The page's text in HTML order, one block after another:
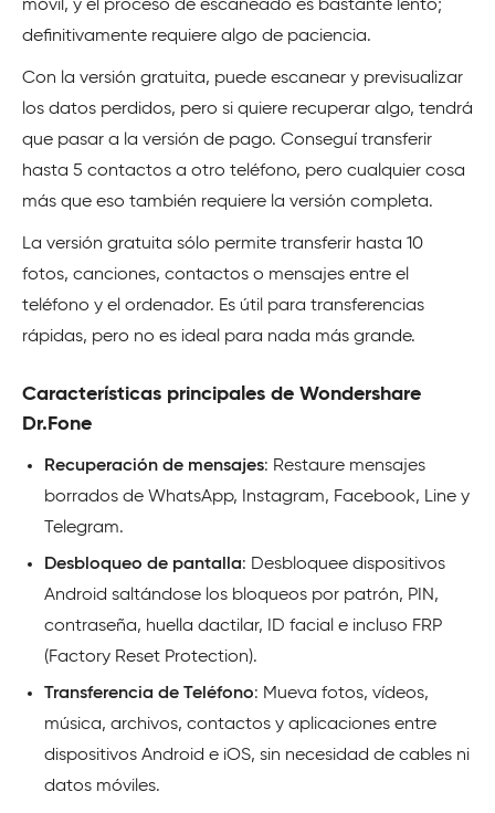
móvil, y el proceso de escaneado es bastante lento;
definitivamente requiere algo de paciencia.
Con la versión gratuita, puede escanear y previsualizar
los datos perdidos, pero si quiere recuperar algo, tendrá
que pasar a la versión de pago. Conseguí transferir
hasta 5 contactos a otro teléfono, pero cualquier cosa
más que eso también requiere la versión completa.
La versión gratuita sólo permite transferir hasta 10
fotos, canciones, contactos o mensajes entre el
teléfono y el ordenador. Es útil para transferencias
rápidas, pero no es ideal para nada más grande.
Características principales de Wondershare
Dr.Fone
Recuperación de mensajes: Restaure mensajes
borrados de WhatsApp, Instagram, Facebook, Line y
Telegram.
Desbloqueo de pantalla: Desbloquee dispositivos
Android saltándose los bloqueos por patrón, PIN,
contraseña, huella dactilar, ID facial e incluso FRP
(Factory Reset Protection).
Transferencia de Teléfono: Mueva fotos, vídeos,
música, archivos, contactos y aplicaciones entre
dispositivos Android e iOS, sin necesidad de cables ni
datos móviles.